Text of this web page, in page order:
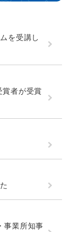
を受講し
賞者が受賞
事業所知事